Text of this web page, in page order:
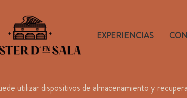
EXPERIENCIAS
utilizar dispositivos de almacenamiento y